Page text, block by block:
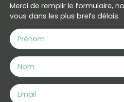
Merci de remplir le formulaire,
vous dans les plus brefs délais.
Prénom
Nom
Email